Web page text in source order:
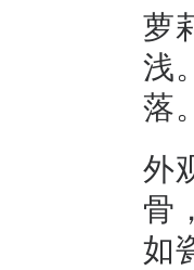
萝
浅
落。
外
骨
如